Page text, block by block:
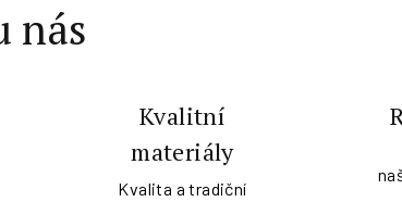
nás
Kvalitní
materiály
Kvalita a tradiční